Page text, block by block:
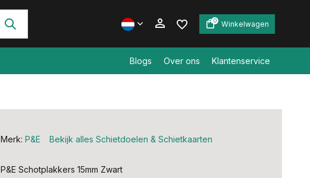
0 Winkelwagen
Blogs Over ons Klantenservice
Merk: P&E Bekijk alles Schietdoelen & Schietkaarten
P&E Schotplakkers 15mm Zwart